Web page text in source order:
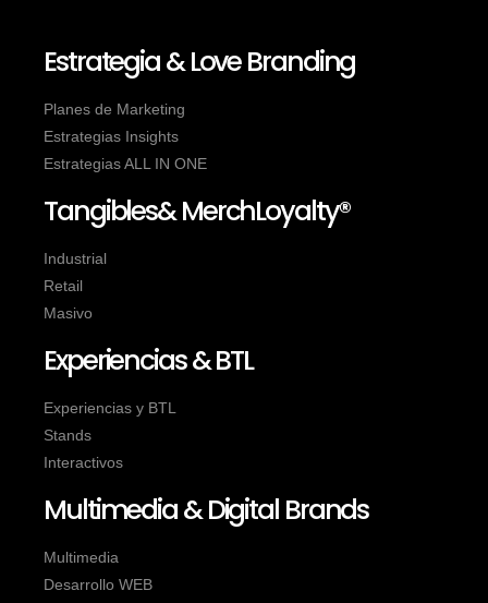
Estrategia & Love Branding
Planes de Marketing
Estrategias Insights
Estrategias ALL IN ONE
Tangibles& MerchLoyalty®
Industrial
Retail
Masivo
Experiencias & BTL
Experiencias y BTL
Stands
Interactivos
Multimedia & Digital Brands
Multimedia
Desarrollo WEB